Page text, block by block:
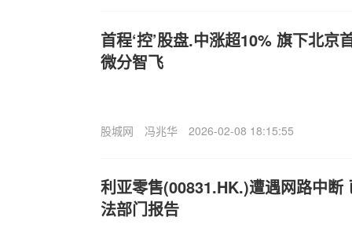
首程‘控’股盘.中涨超10% 旗下北京
微分智飞
股城网 冯兆华 2026-02-08 18:15:55
利亚零售(00831.HK.)遭遇网路中断
法部门报告